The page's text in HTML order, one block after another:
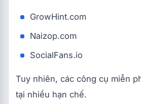
GrowHint.com
Naizop.com
SocialFans.io
Tuy nhiên, các công cụ miễn
tại nhiều hạn chế.